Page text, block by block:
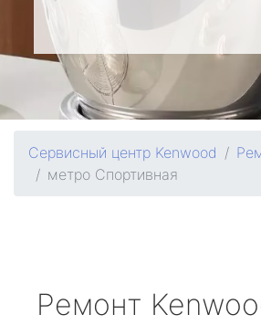
Сервисный центр Kenwood
метро Спортивная
Ремонт